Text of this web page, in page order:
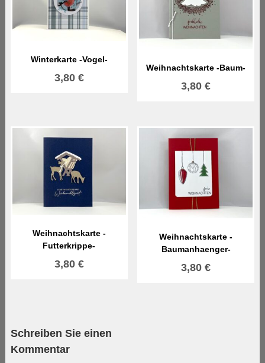
Winterkarte -Vogel-
3,80 €
Weihnachtskarte -Baum-
3,80€
Weihnachtskarte -
Futterkrippe-
3,80 €
Weihnachtskarte -
Baumanhaenger-
3,80€
Schreiben Sie einen
Kommentar